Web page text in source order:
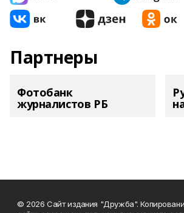
Партнеры
Фотобанк
журналистов РБ
© 2026 Сайт издания "Дружба".